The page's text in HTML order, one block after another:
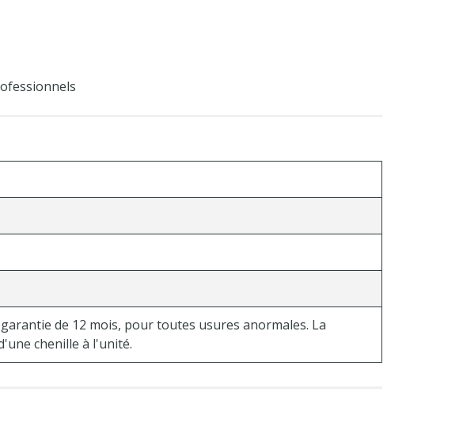
de 12 mois, pour toutes usures anormales. La
chenille à l'unité.